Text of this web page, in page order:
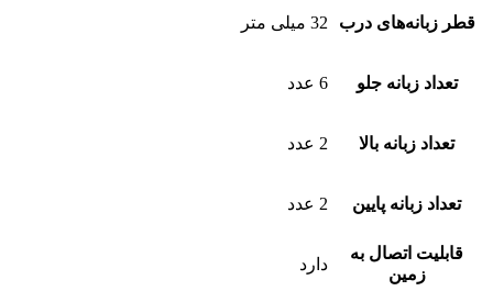
قطر زبانه‌های درب 32 میلی متر
تعداد زبانه جلو 6 عدد
تعداد زبانه بالا 2 عدد
تعداد زبانه پایین 2 عدد
قابلیت اتصال به
زمین
دارد